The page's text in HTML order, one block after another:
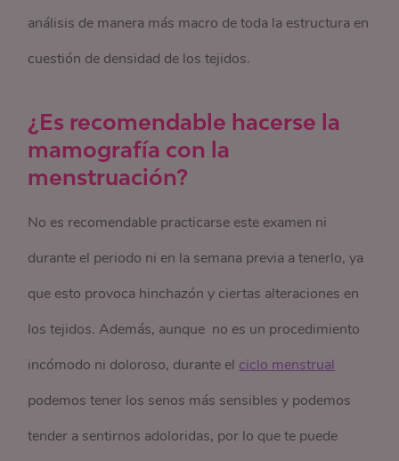
análisis de manera más macro de toda la estructura en
cuestión de densidad de los tejidos.
¿Es recomendable hacerse la
mamografía con la
menstruación?
No es recomendable practicarse este examen ni
durante el periodo ni en la semana previa a tenerlo, ya
que esto provoca hinchazón y ciertas alteraciones en
los tejidos. Además, aunque no es un procedimiento
incómodo ni doloroso, durante el ciclo menstrual
podemos tener los senos más sensibles y podemos
tender a sentirnos adoloridas, por lo que te puede